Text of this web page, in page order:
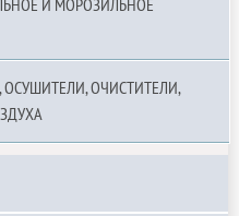
И МОРОЗИЛЬНОЕ
ОЧИСТИТЕЛИ,